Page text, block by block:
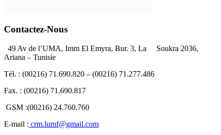
Contactez-Nous
49 Av de l’UMA, Imm El Emyra, Bur. 3, La Soukra 2036,
Ariana – Tunisie
Tél. : (00216) 71.690.820 – (00216) 71.277.486
Fax. : (00216) 71.690.817
GSM :(00216) 24.760.760
E-mail : crm.lumf@gmail.com